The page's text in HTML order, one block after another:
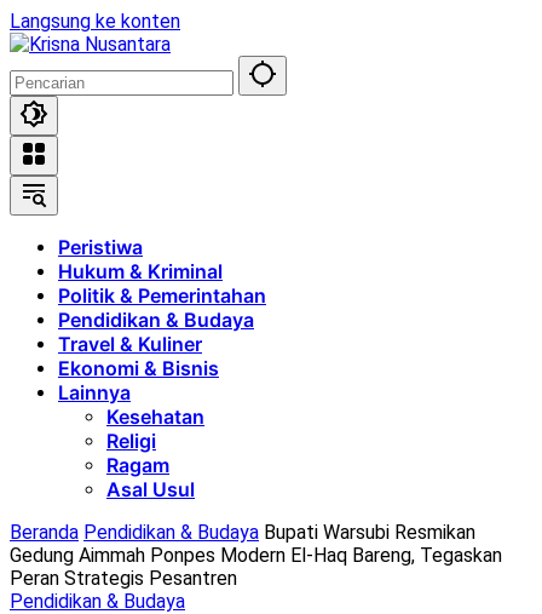
Langsung ke konten
Peristiwa
Hukum & Kriminal
Politik & Pemerintahan
Pendidikan & Budaya
Travel & Kuliner
Ekonomi & Bisnis
Lainnya
Kesehatan
Religi
Ragam
Asal Usul
Beranda Pendidikan & Budaya Bupati Warsubi Resmikan
Gedung Aimmah Ponpes Modern El-Haq Bareng, Tegaskan
Peran Strategis Pesantren
Pendidikan & Budaya